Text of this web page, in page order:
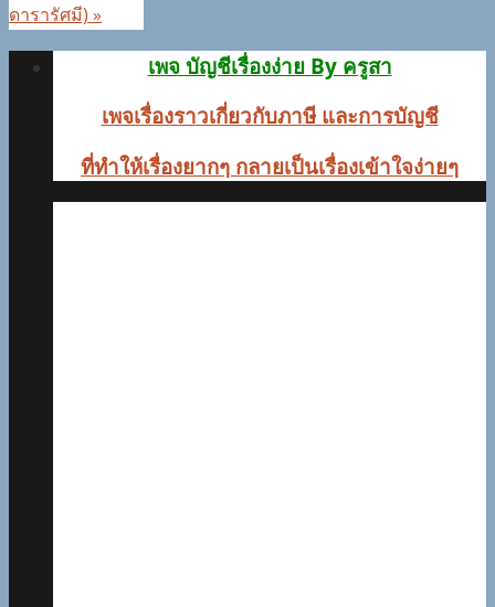
ดารารัศมี) »
เพจ บัญชีเรื่องง่าย By ครูสา
เพจเรื่องราวเกี่ยวกับภาษี และการบัญชี
ที่ทำให้เรื่องยากๆ กลายเป็นเรื่องเข้าใจง่ายๆ